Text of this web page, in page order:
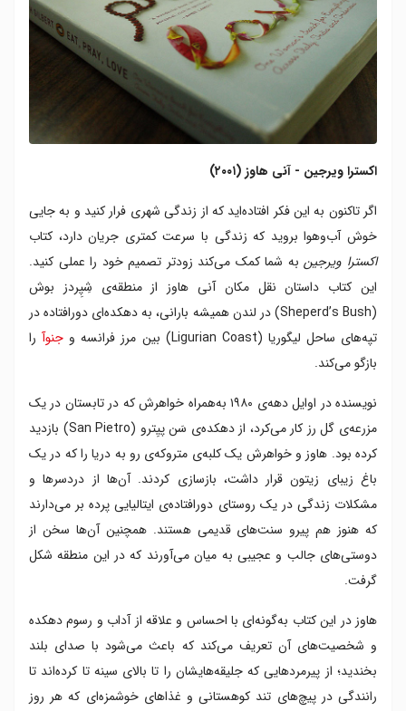
اکسترا ویرجین - آنی هاوز (۲۰۰۱)
اگر تاکنون به این فکر افتاده‌اید که از زندگی شهری فرار کنید و به جایی
خوش آب‌وهوا بروید که زندگی با سرعت کمتری جریان دارد، کتاب
اکسترا ویرجینبه شما کمک می‌کند زودتر تصمیم خود را عملی کنید.
این کتاب داستان نقل مکان آنی هاوز از منطقه‌ی شِپِردز بوش
(Sheperd’s Bush) در لندن همیشه بارانی، به دهکده‌ای دورافتاده در
تپه‌های ساحل لیگوریا (Ligurian Coast) بین مرز فرانسه و
جنوآرا
بازگو می‌کند.
نویسنده در اوایل دهه‌ی ۱۹۸۰ به‌همراه خواهرش که در تابستان در یک
مزرعه‌ی گل رز کار می‌کرد، از دهکده‌ی سَن پیِترو (San Pietro) بازدید
کرده بود. هاوز و خواهرش یک کلبه‌ی متروکه‌ی رو به دریا را که در یک
باغ زیبای زیتون قرار داشت، بازسازی کردند. آن‌ها از دردسرها و
مشکلات زندگی در یک روستای دورافتاده‌ی ایتالیایی پرده بر می‌دارند
که هنوز هم پیرو سنت‌های قدیمی هستند. همچنین آن‌ها سخن از
دوستی‌های جالب و عجیبی به میان می‌آورند که در این منطقه شکل
گرفت.
هاوز در این کتاب به‌گونه‌ای با احساس و علاقه از آداب و رسوم دهکده
و شخصیت‌های آن تعریف می‌کند که باعث می‌شود با صدای بلند
بخندید؛ از پیرمردهایی که جلیقه‌هایشان را تا بالای سینه تا کرده‌اند تا
رانندگی در پیچ‌های تند کوهستانی و غذاهای خوشمزه‌ای که هر روز